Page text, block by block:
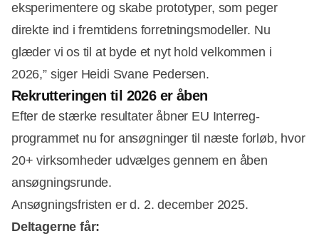
eksperimentere og skabe prototyper, som peger
direkte ind i fremtidens forretningsmodeller. Nu
glæder vi os til at byde et nyt hold velkommen i
2026,” siger Heidi Svane Pedersen.
Rekrutteringen til 2026 er åben
Efter de stærke resultater åbner EU Interreg-
programmet nu for ansøgninger til næste forløb, hvor
20+ virksomheder udvælges gennem en åben
ansøgningsrunde.
Ansøgningsfristen er d. 2. december 2025.
Deltagerne får: